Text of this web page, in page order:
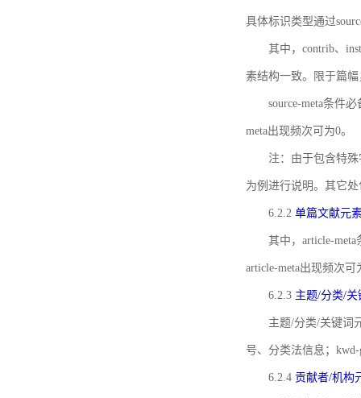
具体标识类型通过
其中，contrib、
素结构一致。限于篇
source-meta条件
meta出现频次可为0。
注：由于包含特殊
为例进行说明。其它
6.2.2 单篇文献元
其中，article-
article-meta出现频次可
6.2.3 主题/分类/
主题/分类/关键词
号、分类法信息；
6.2.4 贡献者/机构